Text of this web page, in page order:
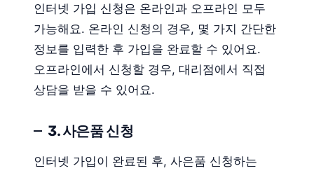
인터넷 가입 신청은 온라인과 오프라인 모두
가능해요. 온라인 신청의 경우, 몇 가지 간단한
정보를 입력한 후 가입을 완료할 수 있어요.
오프라인에서 신청할 경우, 대리점에서 직접
상담을 받을 수 있어요.
3. 사은품 신청
인터넷 가입이 완료된 후, 사은품 신청하는